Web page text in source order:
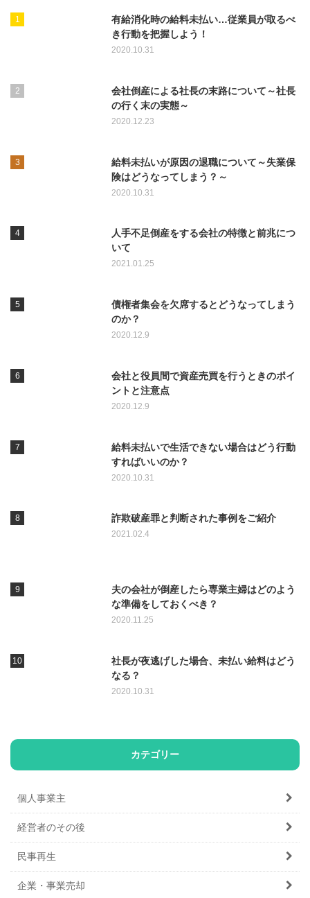
有給消化時の給料未払い…従業員が取るべ
き行動を把握しよう！
2020.10.31
会社倒産による社長の末路について～社長
の行く末の実態～
2020.12.23
給料未払いが原因の退職について～失業保
険はどうなってしまう？～
2020.10.31
人手不足倒産をする会社の特徴と前兆につ
いて
2021.01.25
債権者集会を欠席するとどうなってしまう
のか？
2020.12.9
会社と役員間で資産売買を行うときのポイ
ントと注意点
2020.12.9
給料未払いで生活できない場合はどう行動
すればいいのか？
2020.10.31
詐欺破産罪と判断された事例をご紹介
2021.02.4
夫の会社が倒産したら専業主婦はどのよう
な準備をしておくべき？
2020.11.25
社長が夜逃げした場合、未払い給料はどう
なる？
2020.10.31
カテゴリー
個人事業主
経営者のその後
民事再生
企業・事業売却